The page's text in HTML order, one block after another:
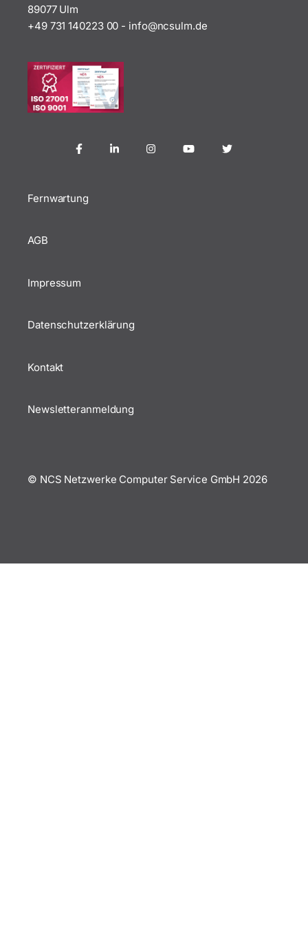
89077 Ulm
+49 731 140223 00 - ed.ml
uscn@
ofni
© NCS Netzwerke Computer Service GmbH 2026
Fernwartung
AGB
Impressum
Datenschutzerklärung
Kontakt
Newsletteranmeldung